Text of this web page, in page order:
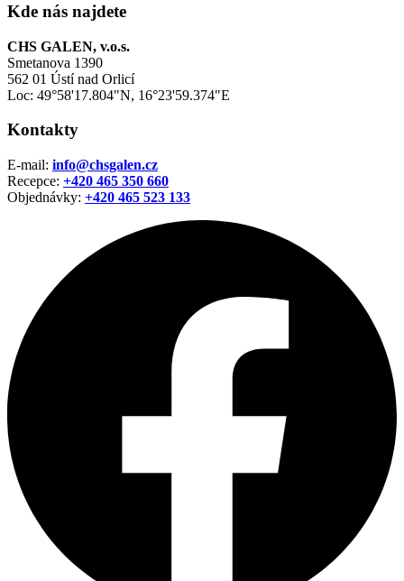
Kde nás najdete
CHS GALEN, v.o.s.
Smetanova 1390
562 01 Ústí nad Orlicí
Loc: 49°58'17.804"N, 16°23'59.374"E
Kontakty
E-mail: info@chsgalen.cz
Recepce: +420 465 350 660
Objednávky: +420 465 523 133